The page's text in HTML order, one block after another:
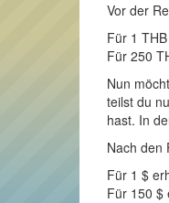
Vor der
Für 1
Für 250
Nun
teilst du
hast. In
Nach den
Für 1 $
Für 150 $